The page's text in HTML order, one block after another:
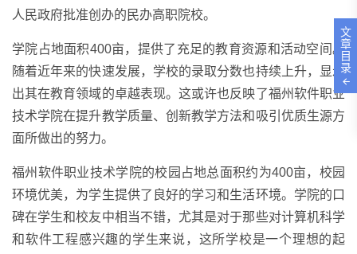
人民政府批准创办的民办高职院校。
学院占地面积400亩，提供了充足的教育资源和活动空间。
随着近年来的快速发展，学校的录取分数也持续上升，显示
出其在教育领域的卓越表现。这或许也反映了福州软件职业
技术学院在提升教学质量、创新教学方法和吸引优质生源方
面所做出的努力。
福州软件职业技术学院的校园占地总面积约为400亩，校园
环境优美，为学生提供了良好的学习和生活环境。学院的口
碑在学生和校友中相当不错，尤其是对于那些对计算机科学
和软件工程感兴趣的学生来说，这所学校是一个理想的起
文
章
目
录